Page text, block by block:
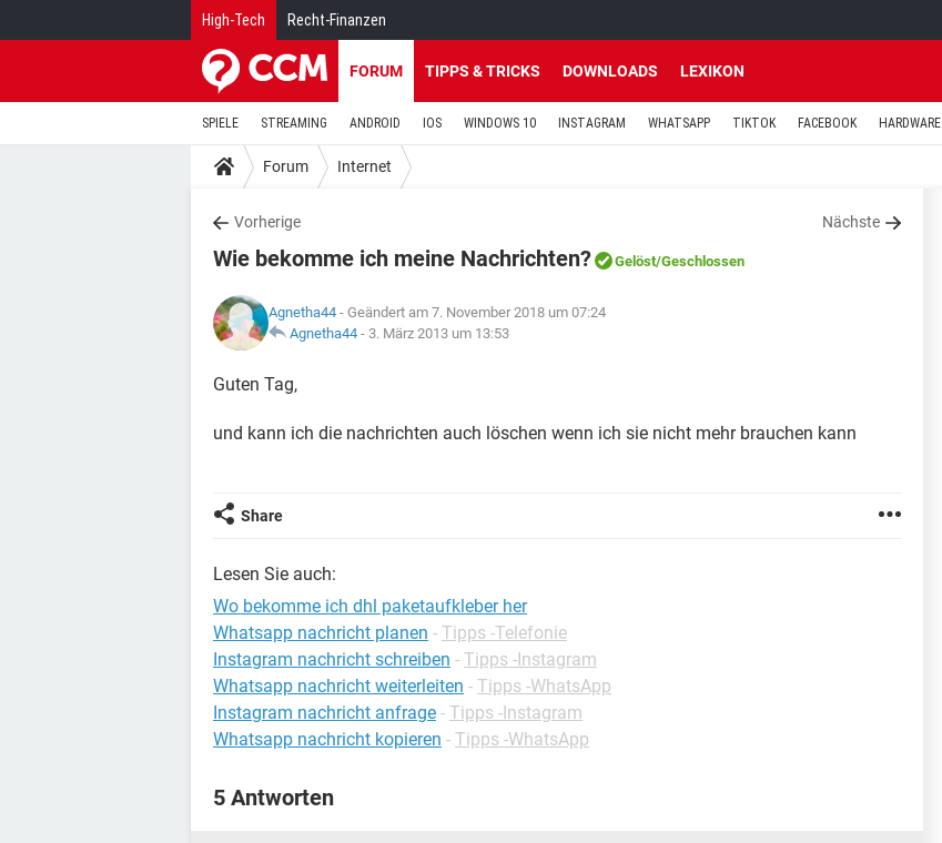
High-Tech Recht-Finanzen
FORUM TIPPS & TRICKS DOWNLOADS LEXIKON
SPIELE STREAMING ANDROID IOS WINDOWS 10 INSTAGRAM WHATSAPP TIKTOK FACEBOOK HARDWARE
Forum Internet
Vorherige Nächste
Wie bekomme ich meine Nachrichten? Gelöst/Geschlossen
Agnetha44 - Geändert am 7. November 2018 um 07:24
Agnetha44 - 3. März 2013 um 13:53
Guten Tag,
und kann ich die nachrichten auch löschen wenn ich sie nicht mehr brauchen kann
Share
Lesen Sie auch:
Wo bekomme ich dhl paketaufkleber her
Whatsapp nachricht planen - Tipps -Telefonie
Instagram nachricht schreiben - Tipps -Instagram
Whatsapp nachricht weiterleiten - Tipps -WhatsApp
Instagram nachricht anfrage - Tipps -Instagram
Whatsapp nachricht kopieren - Tipps -WhatsApp
5 Antworten